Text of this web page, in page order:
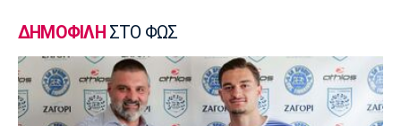
Ατζέντης Ρόντρι: «Ενημερώσαμε την Ρεάλ
ότι απόφασή του είναι να ενταχθεί στη
Μπαρτσελόνα»
07:50
Super League 1
ΔΗΜΟΦΙΛΗ ΣΤΟ ΦΩΣ